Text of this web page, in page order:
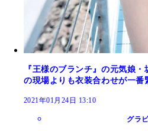
『王様のブランチ』の元気娘
の現場よりも衣装合わせが一番
2021年01月24日 13:10
グラ